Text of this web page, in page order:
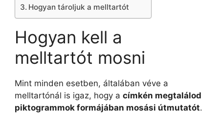
Hogyan tároljuk a melltartót
Hogyan kell a
melltartót mosni
Mint minden esetben, általában véve a
melltartónál is igaz, hogy a címkén megtalálod
piktogrammok formájában mosási útmutatót.